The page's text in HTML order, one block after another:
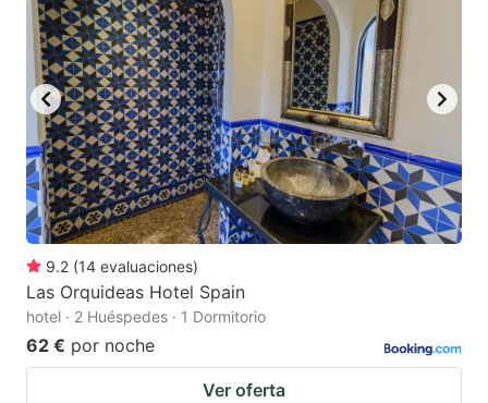
9.2 (14 evaluaciones)
Las Orquideas Hotel Spain
hotel · 2 Huéspedes · 1 Dormitorio
62 € por noche
Ver oferta